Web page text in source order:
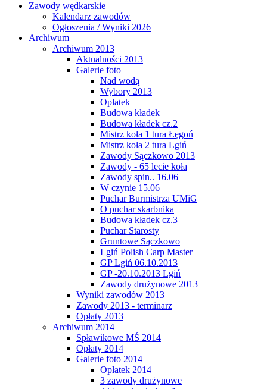
Zawody wędkarskie
Kalendarz zawodów
Ogłoszenia / Wyniki 2026
Archiwum
Archiwum 2013
Aktualności 2013
Galerie foto
Nad wodą
Wybory 2013
Opłatek
Budowa kładek
Budowa kładek cz.2
Mistrz koła 1 tura Łęgoń
Mistrz koła 2 tura Lgiń
Zawody Sączkowo 2013
Zawody - 65 lecie koła
Zawody spin.. 16.06
W czynie 15.06
Puchar Burmistrza UMiG
O puchar skarbnika
Budowa kładek cz.3
Puchar Starosty
Gruntowe Sączkowo
Lgiń Polish Carp Master
GP Lgiń 06.10.2013
GP -20.10.2013 Lgiń
Zawody drużynowe 2013
Wyniki zawodów 2013
Zawody 2013 - terminarz
Opłaty 2013
Archiwum 2014
Spławikowe MŚ 2014
Opłaty 2014
Galerie foto 2014
Opłatek 2014
3 zawody drużynowe